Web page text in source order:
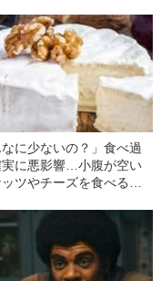
れ方”
なに少ないの？」食べ過
実に悪影響…小腹が空い
ツやチーズを食べる人